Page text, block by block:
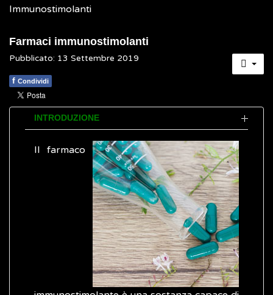
Immunostimolanti
Farmaci immunostimolanti
Pubblicato: 13 Settembre 2019
f Condividi
INTRODUZIONE
Il farmaco